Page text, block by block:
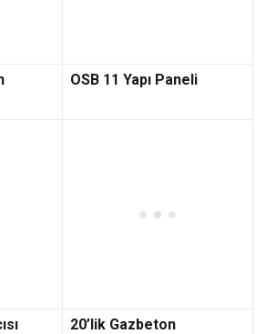
OSB 11 Yapı Paneli
20’lik Gazbeton